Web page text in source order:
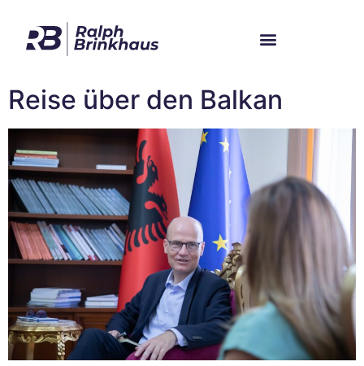
Reise über den Balkan